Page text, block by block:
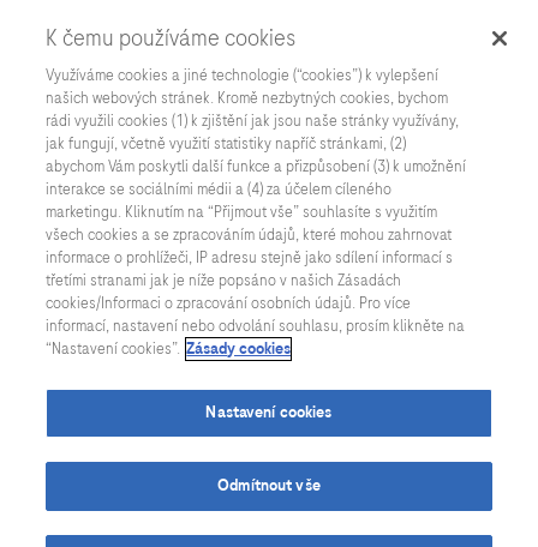
Všechny aktuality
K čemu používáme cookies
Využíváme cookies a jiné technologie (“cookies”) k vylepšení
našich webových stránek. Kromě nezbytných cookies, bychom
rádi využili cookies (1) k zjištění jak jsou naše stránky využívány,
jak fungují, včetně využití statistiky napříč stránkami, (2)
abychom Vám poskytli další funkce a přizpůsobení (3) k umožnění
interakce se sociálními médii a (4) za účelem cíleného
marketingu. Kliknutím na “Přijmout vše” souhlasíte s využitím
všech cookies a se zpracováním údajů, které mohou zahrnovat
informace o prohlížeči, IP adresu stejně jako sdílení informací s
třetími stranami jak je níže popsáno v našich Zásadách
cookies/Informaci o zpracování osobních údajů. Pro více
informací, nastavení nebo odvolání souhlasu, prosím klikněte na
“Nastavení cookies”. Zásady cookies
Nastavení cookies
Odmítnout vše